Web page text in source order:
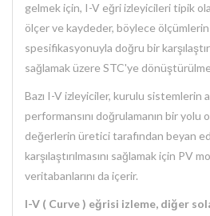
gelmek için, I-V eğri izleyicileri tipik
ölçer ve kaydeder, böylece
spesifikasyonuyla doğru bir
sağlamak üzere STC'ye
Bazı I-V izleyiciler, kurulu sistemlerin
performansını doğrulamanın bir yolu
değerlerin üretici tarafından beyan
karşılaştırılmasını sağlamak için PV
veritabanlarını da içerir.
I-V ( Curve ) eğrisi izleme, diğer